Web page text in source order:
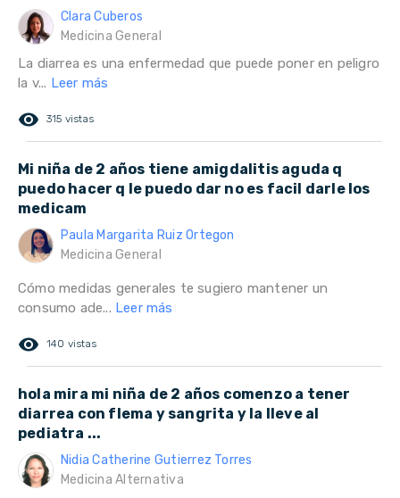
Clara Cuberos
Medicina General
La diarrea es una enfermedad que puede poner en peligro
la v... Leer más
remove_red_eye 315 vistas
Mi niña de 2 años tiene amigdalitis aguda q
puedo hacer q le puedo dar no es facil darle los
medicam
Paula Margarita Ruiz Ortegon
Medicina General
Cómo medidas generales te sugiero mantener un
consumo ade... Leer más
remove_red_eye 140 vistas
hola mira mi niña de 2 años comenzo a tener
diarrea con flema y sangrita y la lleve al
pediatra ...
Nidia Catherine Gutierrez Torres
Medicina Alternativa